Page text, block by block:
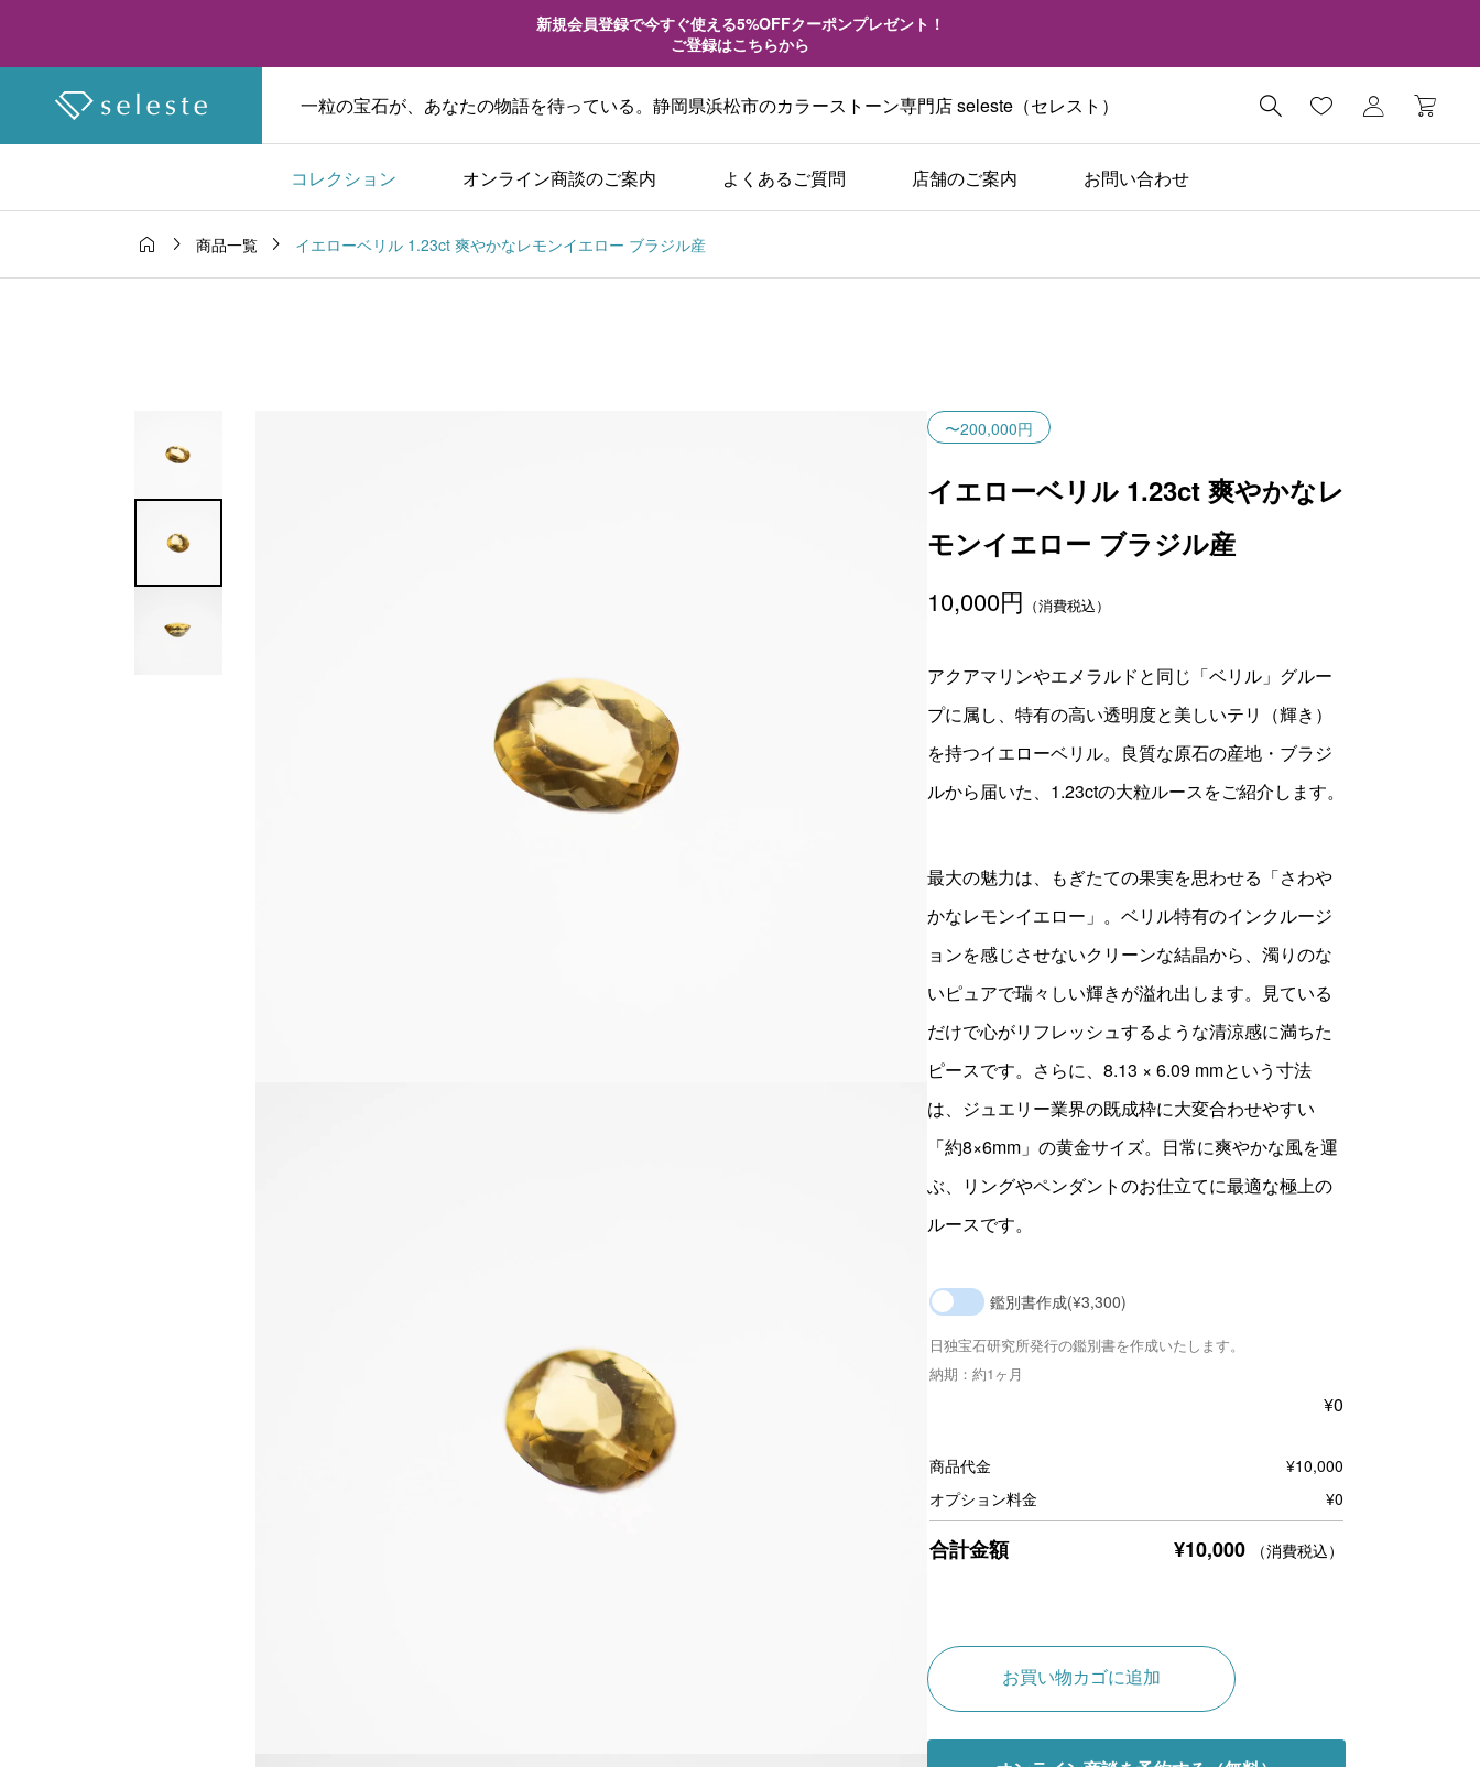
新規会員登録で今すぐ使える5%OFFクーポンプレゼント！
ご登録はこちらから
一粒の宝石が、あなたの物語を待っている。静岡県浜松市のカラーストーン専門店 seleste（セレスト） 
コレクション オンライン商談のご案内 よくあるご質問 店舗のご案内 お問い合わせ
  商品一覧  イエローベリル 1.23ct 爽やかなレモンイエロー ブラジル産
〜200,000円
イエローベリル 1.23ct 爽やかなレ
モンイエロー ブラジル産
10,000円 （消費税込）
アクアマリンやエメラルドと同じ「ベリル」グルー
プに属し、特有の高い透明度と美しいテリ（輝き）
を持つイエローベリル。良質な原石の産地・ブラジ
ルから届いた、1.23ctの大粒ルースをご紹介します。
最大の魅力は、もぎたての果実を思わせる「さわや
かなレモンイエロー」。ベリル特有のインクルージ
ョンを感じさせないクリーンな結晶から、濁りのな
いピュアで瑞々しい輝きが溢れ出します。見ている
だけで心がリフレッシュするような清涼感に満ちた
ピースです。さらに、8.13 × 6.09 mmという寸法
は、ジュエリー業界の既成枠に大変合わせやすい
「約8×6mm」の黄金サイズ。日常に爽やかな風を運
ぶ、リングやペンダントのお仕立てに最適な極上の
ルースです。
鑑別書作成(¥3,300)
日独宝石研究所発行の鑑別書を作成いたします。
納期：約1ヶ月
¥0
商品代金 ¥10,000
オプション料金
¥0
合計金額 ¥10,000 （消費税込）
お買い物カゴに追加
t